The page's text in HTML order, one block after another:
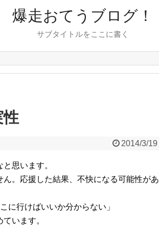
爆走おてうブログ！
サブタイトルをここに書く
性
2014/3/19
思います。
。応援した結果、不快になる可能性があ
に行けばいいか分からない」
います。